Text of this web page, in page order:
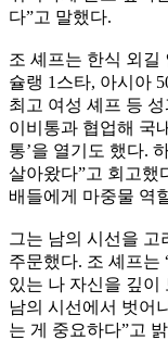
다”고 말했다.
조 셰프는 한식 외길
슐랭 1스타, 아시아
최고 여성 셰프 등
이비통과 협업해 국
통’을 열기도 했다.
살아왔다”고 회고했
배들에게 마중물 역
그는 남의 시선을 고
주문했다. 조 셰프는
있는 나 자신을 깊이
남의 시선에서 벗어
는 게 중요하다”고